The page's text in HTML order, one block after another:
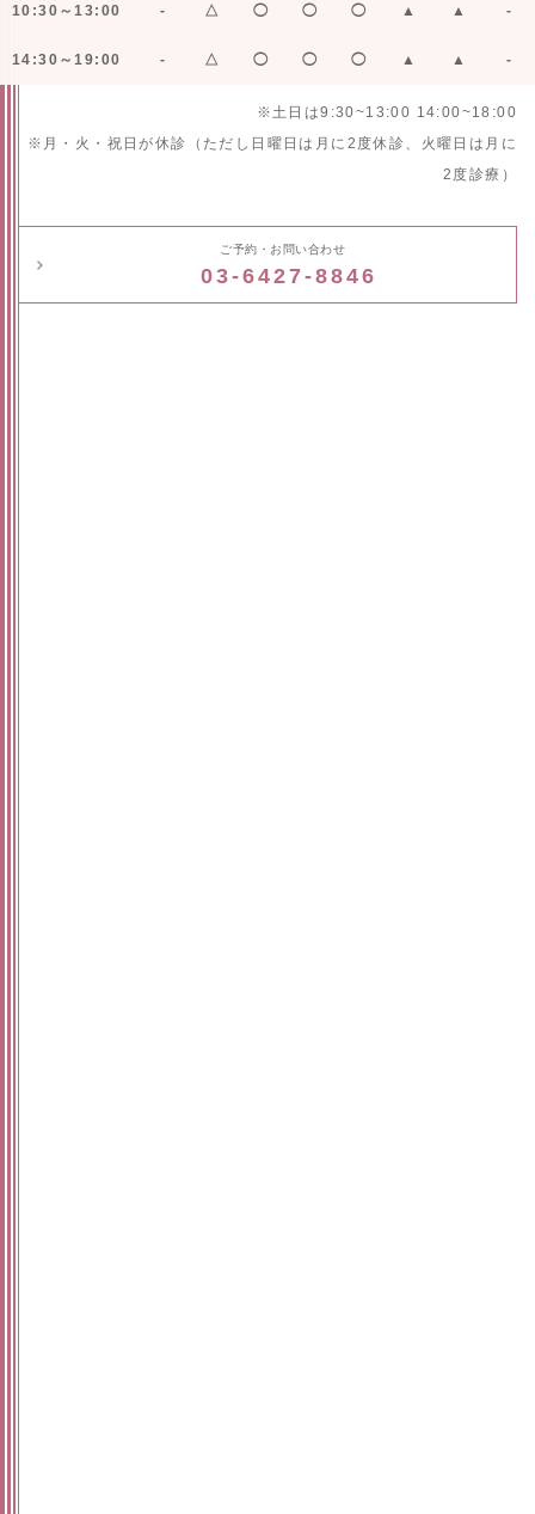
10:30～13:00 - △ ◯ ◯ ◯ ▲ ▲ -
14:30～19:00 - △ ◯ ◯ ◯ ▲ ▲ -
※土日は9:30~13:00 14:00~18:00
※月・火・祝日が休診（ただし日曜日は月に2度休診、火曜日は月に
2度診療）
ご予約・お問い合わせ
03-6427-8846